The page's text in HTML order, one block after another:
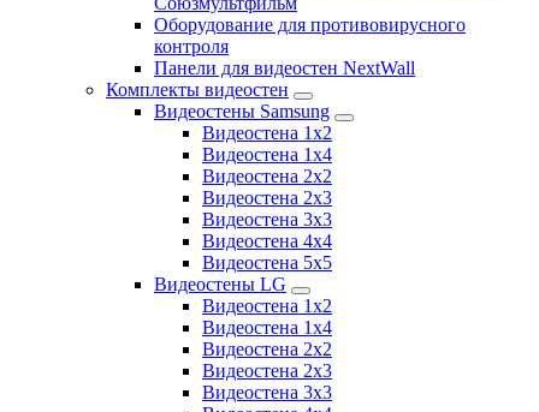
Оборудование для противовирусного
контроля
Панели для видеостен NextWall
Комплекты видеостен
Видеостены Samsung
Видеостена 1x2
Видеостена 1x4
Видеостена 2x2
Видеостена 2х3
Видеостена 3x3
Видеостена 4x4
Видеостена 5x5
Видеостены LG
Видеостена 1x2
Видеостена 1x4
Видеостена 2x2
Видеостена 2x3
Видеостена 3x3